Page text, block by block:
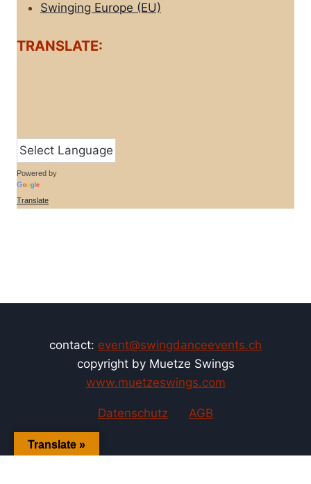
Swinging Europe (EU)
TRANSLATE:
Powered by
Translate
contact: event@swingdanceevents.ch
copyright by Muetze Swings
www.muetzeswings.com
Datenschutz AGB
Translate »